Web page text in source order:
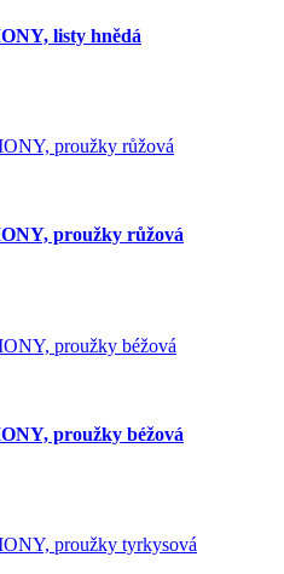
listy hnědá
proužky růžová
proužky béžová